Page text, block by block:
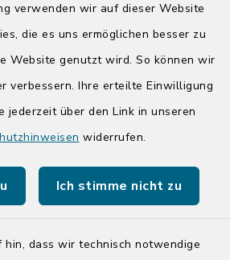
verwenden wir auf dieser Website
die es uns ermöglichen besser zu
Website genutzt wird. So können wir
verbessern. Ihre erteilte Einwilligung
jederzeit über den Link in unseren
widerrufen.
Ich stimme nicht zu
dass wir technisch notwendige
Stadt Bad Segeberg